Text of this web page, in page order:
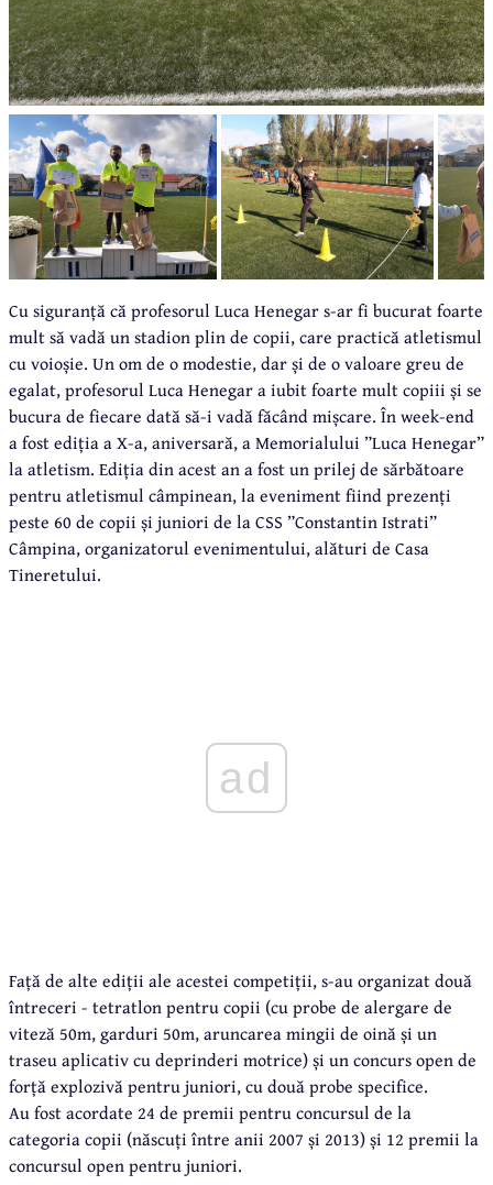
Cu siguranță că profesorul Luca Henegar s-ar fi bucurat foarte
mult să vadă un stadion plin de copii, care practică atletismul
cu voioșie. Un om de o modestie, dar și de o valoare greu de
egalat, profesorul Luca Henegar a iubit foarte mult copiii și se
bucura de fiecare dată să-i vadă făcând mișcare. În week-end
a fost ediția a X-a, aniversară, a Memorialului ”Luca Henegar”
la atletism. Ediția din acest an a fost un prilej de sărbătoare
pentru atletismul câmpinean, la eveniment fiind prezenți
peste 60 de copii și juniori de la CSS ”Constantin Istrati”
Câmpina, organizatorul evenimentului, alături de Casa
Tineretului.
ad
Față de alte ediții ale acestei competiții, s-au organizat două
întreceri - tetratlon pentru copii (cu probe de alergare de
viteză 50m, garduri 50m, aruncarea mingii de oină și un
traseu aplicativ cu deprinderi motrice) și un concurs open de
forță explozivă pentru juniori, cu două probe specifice.
Au fost acordate 24 de premii pentru concursul de la
categoria copii (născuți între anii 2007 și 2013) și 12 premii la
concursul open pentru juniori.